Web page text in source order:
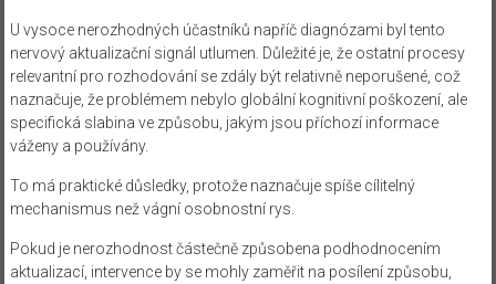
U vysoce nerozhodných účastníků napříč diagnózami byl tento
nervový aktualizační signál utlumen. Důležité je, že ostatní procesy
relevantní pro rozhodování se zdály být relativně neporušené, což
naznačuje, že problémem nebylo globální kognitivní poškození, ale
specifická slabina ve způsobu, jakým jsou příchozí informace
váženy a používány.
To má praktické důsledky, protože naznačuje spíše cílitelný
mechanismus než vágní osobnostní rys.
Pokud je nerozhodnost částečně způsobena podhodnocením
aktualizací, intervence by se mohly zaměřit na posílení způsobu,